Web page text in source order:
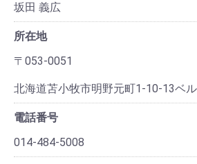
坂田 義広
所在地
〒053-0051
北海道苫小牧市明野元町1-10-13ベ
電話番号
014-484-5008